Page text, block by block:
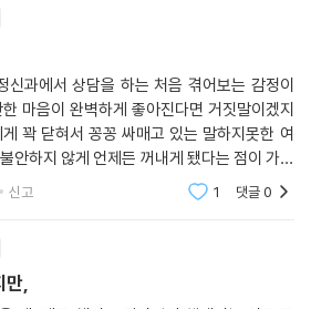
떤 방식으로 일하고, 돈 벌고, 소비하고, 시
식. 정신 건강은 신체의 건강과 상관없다는
이 일러준, 우리가 두려움을 가져야 할 온갖
회적 질서가 유지될 수 있도록 우리가 느껴
대한 사고방식들.
습」중에서
책은 그 고민과 사유의 첫 번째 결실로, 뉴
, 건강 등 생애 전반에 걸쳐 끝없이 쏟아지
생산적으로 해소하는 방법을 세심하게 알려
은 정보와 의무감으로 과부하에 걸린 우리 정
도 동경도 끼어들지 못할 온전한 행복을 찾
방향으로 끌고 가더라도 만약 그 방향이 우리
우리 자신의 진실을 향해, 수많은 딴짓거리가
러 갈 수 있어야 한다. 우리의 생사가 거기에
신고 1 댓글0
,